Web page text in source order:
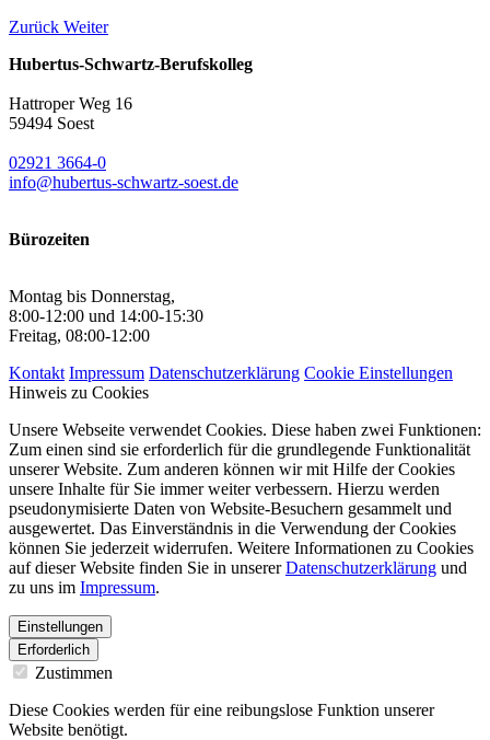
Zurück Weiter
Hubertus-Schwartz-Berufskolleg
Hattroper Weg 16
59494 Soest
02921 3664-0
info@hubertus-schwartz-soest.de
Bürozeiten
Montag bis Donnerstag,
8:00-12:00 und 14:00-15:30
Freitag, 08:00-12:00
Kontakt Impressum Datenschutzerklärung Cookie Einstellungen
Hinweis zu Cookies
Unsere Webseite verwendet Cookies. Diese haben zwei Funktionen:
Zum einen sind sie erforderlich für die grundlegende Funktionalität
unserer Website. Zum anderen können wir mit Hilfe der Cookies
unsere Inhalte für Sie immer weiter verbessern. Hierzu werden
pseudonymisierte Daten von Website-Besuchern gesammelt und
ausgewertet. Das Einverständnis in die Verwendung der Cookies
können Sie jederzeit widerrufen. Weitere Informationen zu Cookies
auf dieser Website finden Sie in unsererDatenschutzerklärung und
zu uns im Impressum.
Einstellungen
Erforderlich
Zustimmen
Diese Cookies werden für eine reibungslose Funktion unserer
Website benötigt.